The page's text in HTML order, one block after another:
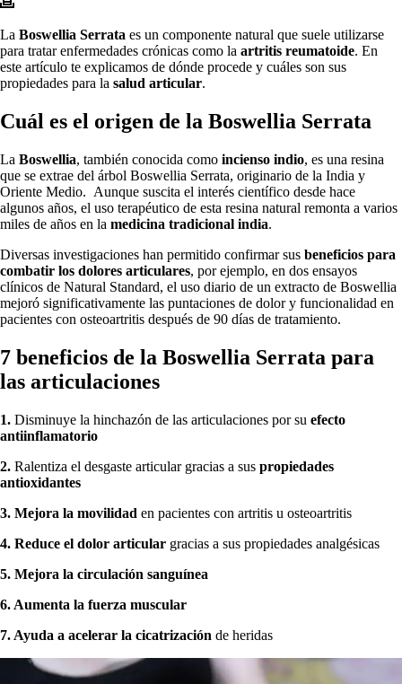
La Boswellia Serrata es un componente natural que suele utilizarse
para tratar enfermedades crónicas como la artritis reumatoide. En
este artículo te explicamos de dónde procede y cuáles son sus
propiedades para la salud articular.
Cuál es el origen de la Boswellia Serrata
La Boswellia, también conocida como incienso indio, es una resina
que se extrae del árbol Boswellia Serrata, originario de la India y
Oriente Medio. Aunque suscita el interés científico desde hace
algunos años, el uso terapéutico de esta resina natural remonta a varios
miles de años en la medicina tradicional india.
Diversas investigaciones han permitido confirmar sus beneficios para
combatir los dolores articulares, por ejemplo, en dos ensayos
clínicos de Natural Standard, el uso diario de un extracto de Boswellia
mejoró significativamente las puntaciones de dolor y funcionalidad en
pacientes con osteoartritis después de 90 días de tratamiento.
7 beneficios de la Boswellia Serrata para
las articulaciones
1. Disminuye la hinchazón de las articulaciones por su efecto
antiinflamatorio
2. Ralentiza el desgaste articular gracias a sus propiedades
antioxidantes
3. Mejora la movilidad en pacientes con artritis u osteoartritis
4. Reduce el dolor articular gracias a sus propiedades analgésicas
5. Mejora la circulación sanguínea
6. Aumenta la fuerza muscular
7. Ayuda a acelerar la cicatrización de heridas